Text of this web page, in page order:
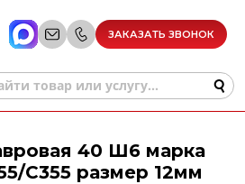
ЗАКАЗАТЬ ЗВОНОК
40 Ш6 марка
С355 размер 12мм